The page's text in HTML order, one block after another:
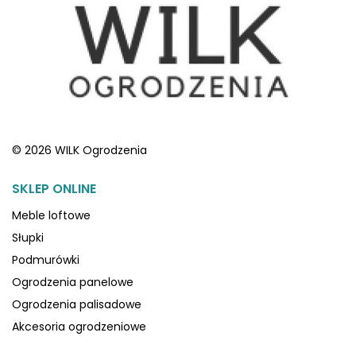
© 2026 WILK Ogrodzenia
SKLEP ONLINE
Meble loftowe
Słupki
Podmurówki
Ogrodzenia panelowe
Ogrodzenia palisadowe
Akcesoria ogrodzeniowe